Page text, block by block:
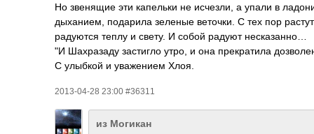
Но звенящие эти капельки не исчезли, а упали в
дыханием, подарила зеленые веточки. С тех пор
радуются теплу и свету. И собой радуют несказанно…
"И Шахразаду застигло утро, и она прекратила
С улыбкой и уважением Хлоя.
2013-04-28 23:00 #36311
из Могикан